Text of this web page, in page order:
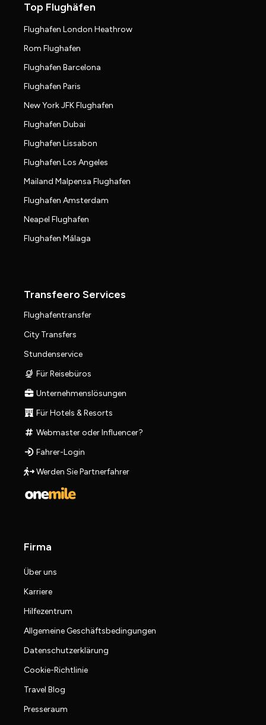
Top Flughäfen
Flughafen London Heathrow
Rom Flughafen
Flughafen Barcelona
Flughafen Paris
New York JFK Flughafen
Flughafen Dubai
Flughafen Lissabon
Flughafen Los Angeles
Mailand Malpensa Flughafen
Flughafen Amsterdam
Neapel Flughafen
Flughafen Málaga
Transfeero Services
Flughafentransfer
City Transfers
Stundenservice
Für Reisebüros
Unternehmenslösungen
Für Hotels & Resorts
Webmaster oder Influencer?
Fahrer-Login
Werden Sie Partnerfahrer
Firma
Über uns
Karriere
Hilfezentrum
Allgemeine Geschäftsbedingungen
Datenschutzerklärung
Cookie-Richtlinie
Travel Blog
Presseraum